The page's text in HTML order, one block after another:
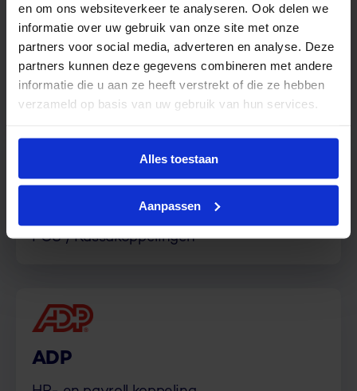
en om ons websiteverkeer te analyseren. Ook delen we
informatie over uw gebruik van onze site met onze
partners voor social media, adverteren en analyse. Deze
partners kunnen deze gegevens combineren met andere
informatie die u aan ze heeft verstrekt of die ze hebben
verzameld op basis van uw gebruik van hun services.
Alles toestaan
Aanpassen
Oracle
HRM koppeling
Kassakoppelingen
POS / Kassakoppelingen
ADP